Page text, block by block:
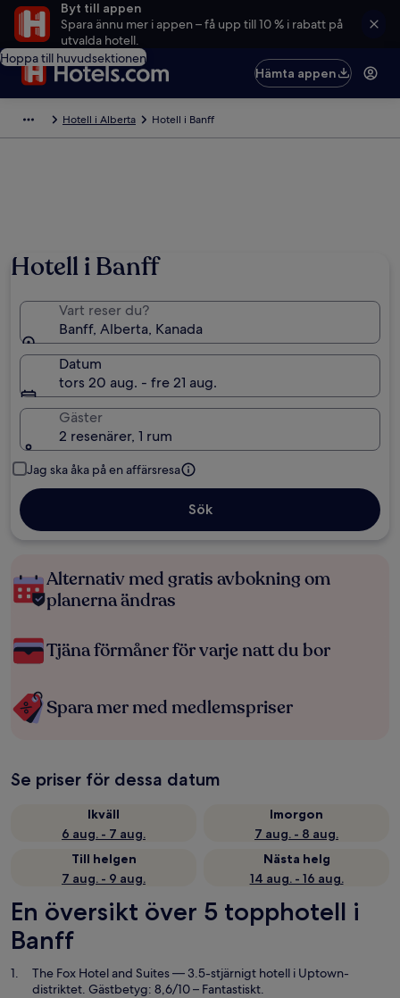
Byt till appen
Spara ännu mer i appen – få upp till 10 % i rabatt på
utvalda hotell.
Hoppa till huvudsektionen
Hämta appen
Hotell i Alberta Hotell i Banff
Hotell i Banff
Vart reser du?
Banff, Alberta, Kanada
Datum
tors 20 aug. - fre 21 aug.
Gäster
2 resenärer, 1 rum
Jag ska åka på en affärsresa
Sök
Alternativ med gratis avbokning om
planerna ändras
Tjäna förmåner för varje natt du bor
Spara mer med medlemspriser
Se priser för dessa datum
Ikväll
6 aug. - 7 aug.
Imorgon
7 aug. - 8 aug.
Till helgen
7 aug. - 9 aug.
Nästa helg
14 aug. - 16 aug.
En översikt över 5 topphotell i
Banff
The Fox Hotel and Suites— 3.5-stjärnigt hotell i Uptown-
distriktet. Gästbetyg: 8,6/10 – Fantastiskt.